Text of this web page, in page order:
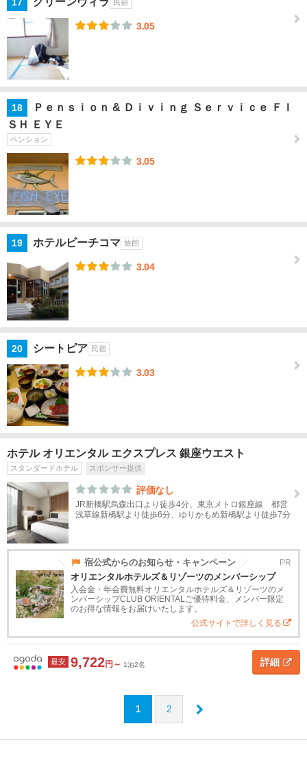
月島
渋
谷・
表参
道
恵比
寿・
自由
が
丘・
玉川
お台
場・
新
橋・
葛
飾・
葛
西・
足立
橋・
練
馬・
赤羽
中
野・
並・
世田
谷
神
川
民宿
3.05
18
Ｐｅｎｓｉｏｎ & Ｄｉｖｉｎｇ Ｓｅｒｖｉｃｅ ＦＩ
ＳＨ ＥＹＥ
ペンション
3.05
19 ホテルビーチコマ 旅館
3.04
20 シートピア 民宿
3.03
ホテル オリエンタル エクスプレス 銀座ウエスト
スタンダードホテル スポンサー提供
評価なし
JR新橋駅烏森出口より徒歩4分、東京メトロ銀座線 都営
浅草線新橋駅より徒歩6分、ゆりかもめ新橋駅より徒歩7分
宿公式からのお知らせ・キャンペーン PR
オリエンタルホテルズ＆リゾーツのメンバーシップ
入会金・年会費無料オリエンタルホテルズ＆リゾーツのメ
ンバーシップCLUB ORIENTALご優待料金、メンバー限定
のお得な情報をお届けいたします。
公式サイトで詳しく見る
最安 9,722円～ 1泊2名 詳細
1 2